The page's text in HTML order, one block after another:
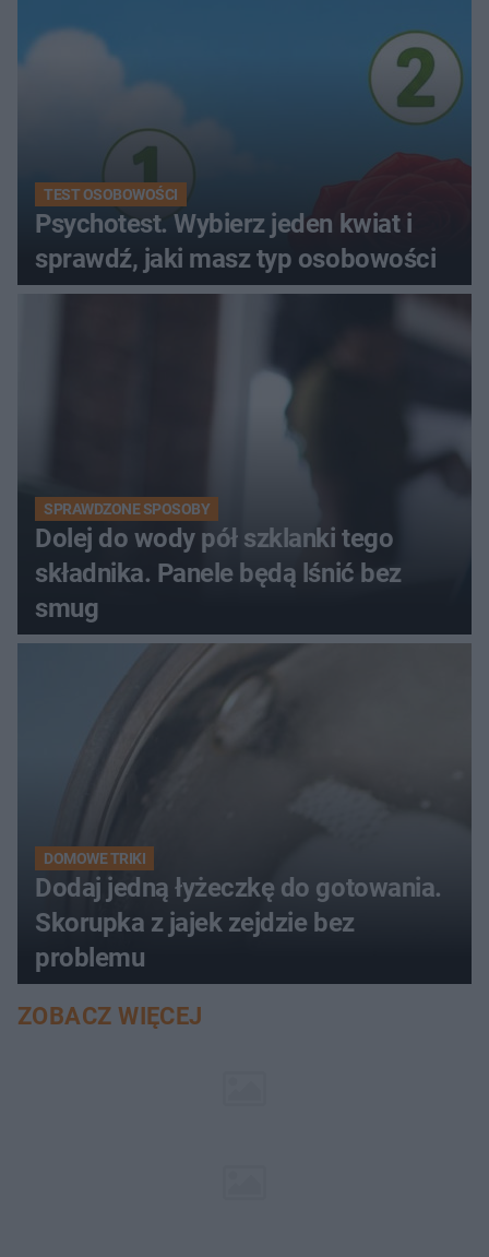
TEST OSOBOWOŚCI
Psychotest. Wybierz jeden kwiat i
sprawdź, jaki masz typ osobowości
SPRAWDZONE SPOSOBY
Dolej do wody pół szklanki tego
składnika. Panele będą lśnić bez
smug
DOMOWE TRIKI
Dodaj jedną łyżeczkę do gotowania.
Skorupka z jajek zejdzie bez
problemu
ZOBACZ WIĘCEJ